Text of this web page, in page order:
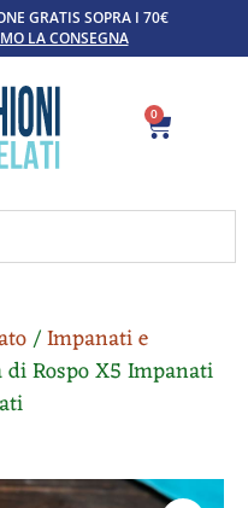
GRATIS SOPRA I 70€
LA CONSEGNA
0
/Impanati e
Rospo X5 Impanati